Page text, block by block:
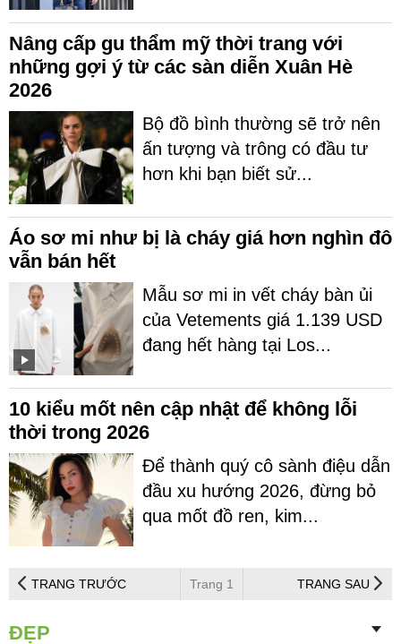
Nâng cấp gu thẩm mỹ thời trang với
những gợi ý từ các sàn diễn Xuân Hè
2026
Bộ đồ bình thường sẽ trở nên
ấn tượng và trông có đầu tư
hơn khi bạn biết sử...
Áo sơ mi như bị là cháy giá hơn nghìn đô
vẫn bán hết
Mẫu sơ mi in vết cháy bàn ủi
của Vetements giá 1.139 USD
đang hết hàng tại Los...
10 kiểu mốt nên cập nhật để không lỗi
thời trong 2026
Để thành quý cô sành điệu dẫn
đầu xu hướng 2026, đừng bỏ
qua mốt đồ ren, kim...
TRANG TRƯỚC Trang 1 TRANG SAU
ĐẸP